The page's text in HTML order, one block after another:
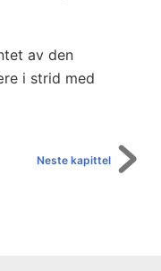
av den
i strid med
Neste kapittel